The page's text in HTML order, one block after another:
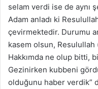
selam verdi ise de aynı
Adam anladı ki
çevirmektedir. Durumu
kasem olsun, Resulullah
Hakkımda ne olup bitti,
Gezinirken kubbeni
olduğunu haber verdik”